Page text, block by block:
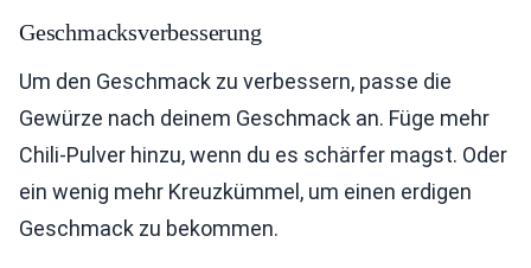
Geschmacksverbesserung
Um den Geschmack zu verbessern, passe die
Gewürze nach deinem Geschmack an. Füge mehr
Chili-Pulver hinzu, wenn du es schärfer magst. Oder
ein wenig mehr Kreuzkümmel, um einen erdigen
Geschmack zu bekommen.